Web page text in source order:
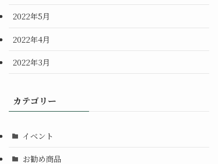
2022年5月
2022年4月
2022年3月
カテゴリー
イベント
お勧め商品